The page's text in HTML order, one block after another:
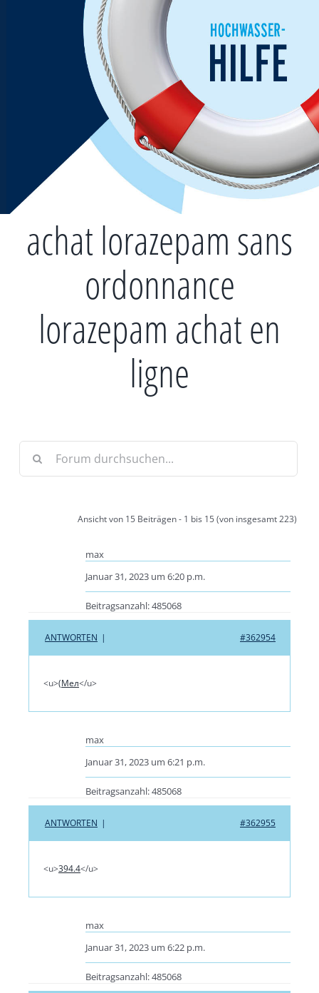
achat lorazepam sans
ordonnance
lorazepam achat en
ligne
Ansicht von 15 Beiträgen - 1 bis 15 (von insgesamt 223)
max
Januar 31, 2023 um 6:20 p.m.
Beitragsanzahl: 485068
#362954
ANTWORTEN |
<u>(Мел</u>
max
Januar 31, 2023 um 6:21 p.m.
Beitragsanzahl: 485068
#362955
ANTWORTEN |
<u>394.4</u>
max
Januar 31, 2023 um 6:22 p.m.
Beitragsanzahl: 485068